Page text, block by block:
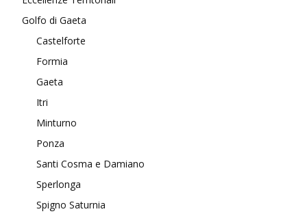
Golfo di Gaeta
Castelforte
Formia
Gaeta
Itri
Minturno
Ponza
Santi Cosma e Damiano
Sperlonga
Spigno Saturnia